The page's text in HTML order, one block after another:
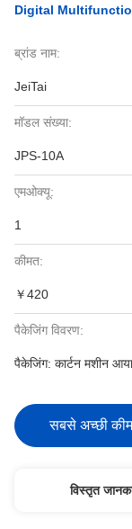
Digital
ब्रांड नाम:
JeiTai
मॉडल संख्या:
JPS-10A
एमओक्यू:
1
कीमत:
￥420
पैकेजिंग विवरण:
पैकेजिंग: कार्टन मशीन
सबसे अच्छी
विस्तृत